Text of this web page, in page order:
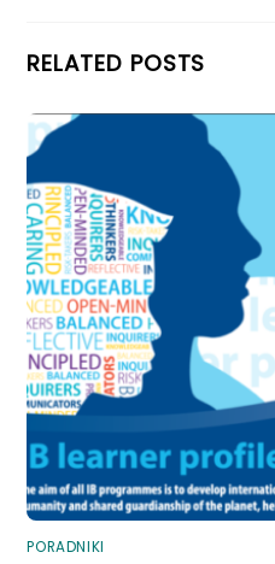
RELATED POSTS
PORADNIKI